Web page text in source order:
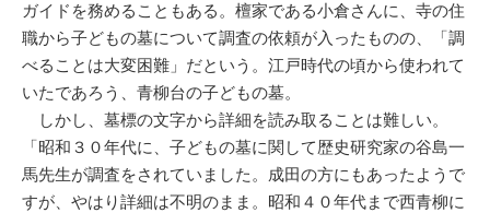
ガイドを務めることもある。檀家である小倉さんに、寺の住
職から子どもの墓について調査の依頼が入ったものの、「調
べることは大変困難」だという。江戸時代の頃から使われて
いたであろう、青柳台の子どもの墓。
しかし、墓標の文字から詳細を読み取ることは難しい。
「昭和３０年代に、子どもの墓に関して歴史研究家の谷島一
馬先生が調査をされていました。成田の方にもあったようで
すが、やはり詳細は不明のまま。昭和４０年代まで西青柳に